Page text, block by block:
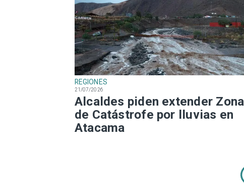
REGIONES
21/07/2026
Alcaldes piden extender Zona
de Catástrofe por lluvias en
Atacama